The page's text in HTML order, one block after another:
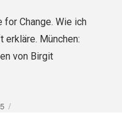
for Change. Wie ich
erkläre. München:
von Birgit